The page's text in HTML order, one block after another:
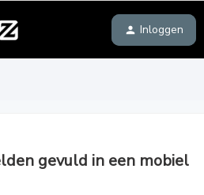
Inloggen
gevuld in een mobiel